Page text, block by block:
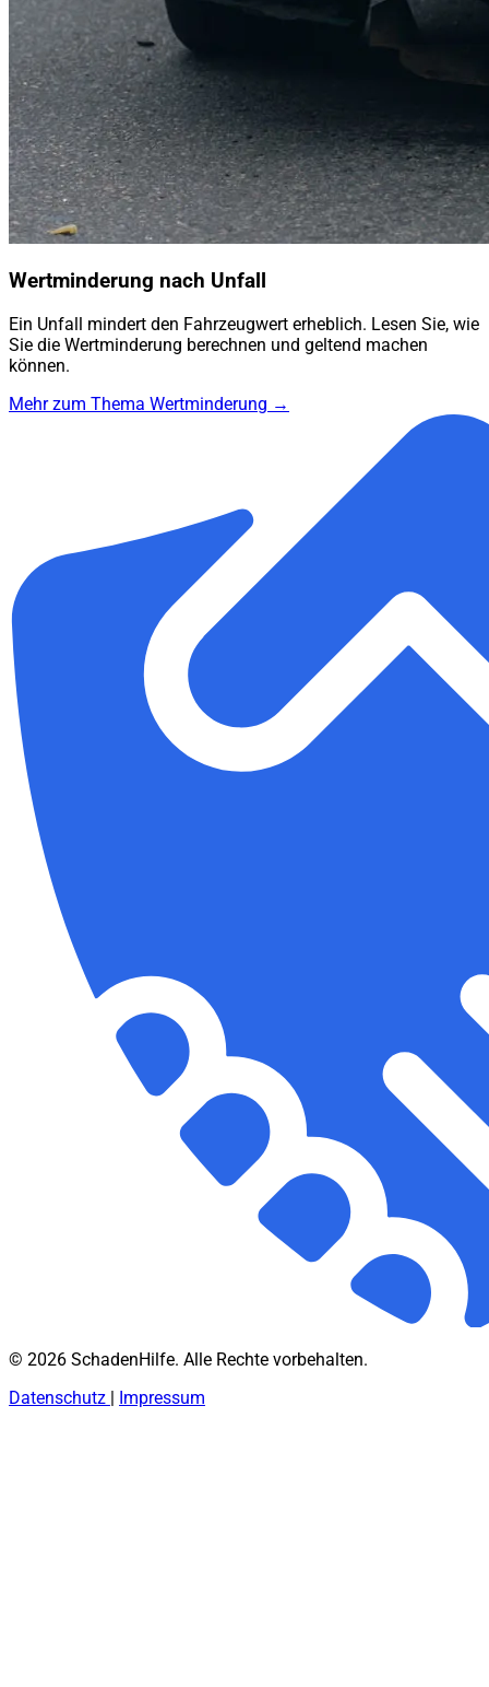
Wertminderung nach Unfall
Ein Unfall mindert den Fahrzeugwert erheblich. Lesen Sie, wie
Sie die Wertminderung berechnen und geltend machen
können.
Mehr zum Thema Wertminderung →
© 2026 SchadenHilfe. Alle Rechte vorbehalten.
Datenschutz | Impressum